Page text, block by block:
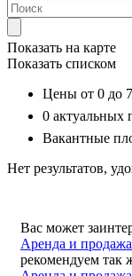
Показать на карте
Показать списком
Цены от 0 до
0 актуальных
Вакантные
Нет результатов,
Вас может
Аренда и
рекомендуем так